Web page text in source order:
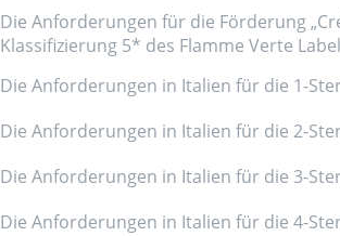
Die Anforderungen für die Förderung
Klassifizierung 5* des Flamme Verte Label
Die Anforderungen in Italien für die 1-
Die Anforderungen in Italien für die 2-
Die Anforderungen in Italien für die 3-
Die Anforderungen in Italien für die 4-